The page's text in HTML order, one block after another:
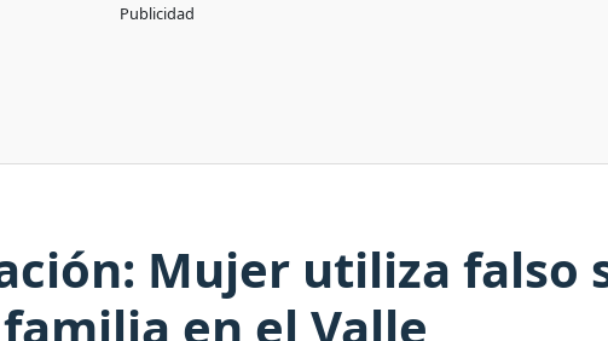
Mujer utiliza falso
en el Valle